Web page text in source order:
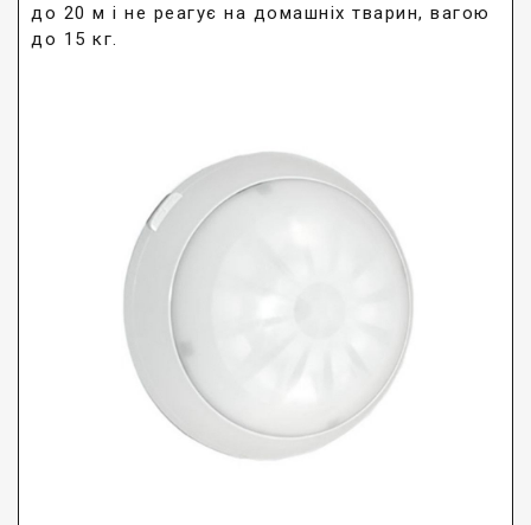
до 20 м і не реагує на домашніх тварин, вагою
до 15 кг.